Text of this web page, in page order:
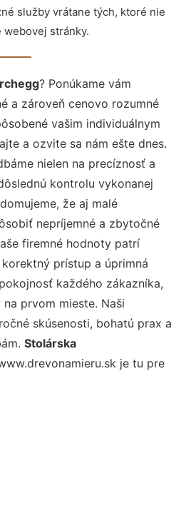
služby vrátane tých, ktoré nie
webovej stránky.
? Ponúkame vám
a zároveň cenovo rozumné
vašim individuálnym
a ozvite sa nám ešte dnes.
nielen na precíznosť a
kontrolu vykonanej
že aj malé
nepríjemné a zbytočné
firemné hodnoty patrí
prístup a úprimná
každého zákazníka,
prvom mieste. Naši
skúsenosti, bohatú prax a
Stolárska
je tu pre